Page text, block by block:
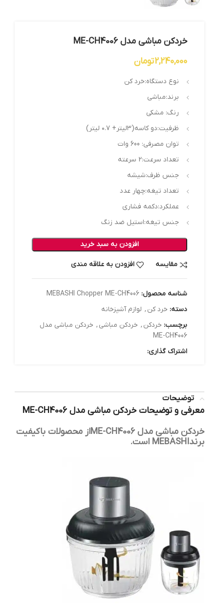
خردکن مباشی مدل ME-CH4006
2,240,000تومان
نوع دستگاه:خرد کن
برند:مباشی
رنگ: مشکی
ظرفیت:دو کاسه(۳لیتر+ ۰.۷ لیتر)
توان مصرفی: 600 وات
تعداد سرعت:2 سرعته
جنس ظرف:شیشه
تعداد تیغه:چهار عدد
عملکرد:دکمه فشاری
جنس تیغه:استیل ضد زنگ
افزودن به سبد خرید
مقایسه افزودن به علاقه مندی
شناسه محصول: MEBASHI Chopper ME-CH4006
دسته: خرد کن , لوازم آشپزخانه
برچسب: خردکن , خردکن مباشی , خردکن مباشی مدل
ME-CH4006
اشتراک گذاری:
توضیحات
معرفی و توضیحات خردکن مباشی مدل ME-CH4006
خردکن مباشی مدل ME-CH4006از محصولات باکیفیت
برندMEBASHI است.